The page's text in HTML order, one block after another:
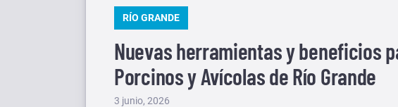
PUBLICADO
RÍO GRANDE
Nuevas herramientas y beneficios
Porcinos y Avícolas de Río Grande
Publicado
3 junio, 2026